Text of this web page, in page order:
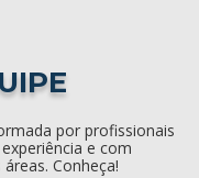
por profissionais
e com
Conheça!